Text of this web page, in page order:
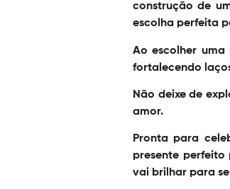
construção de
escolha perfeita
Ao escolher uma
fortalecendo
Não deixe de
amor.
Pronta para
presente perfeito
vai brilhar para